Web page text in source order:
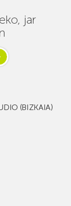
jar
(BIZKAIA)